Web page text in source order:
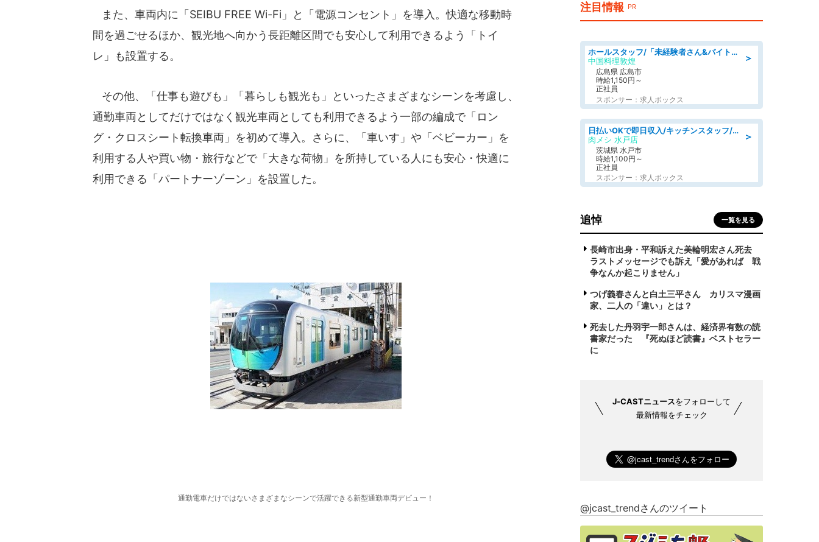
また、車両内に「SEIBU FREE Wi-Fi」と「電源コンセント」を導入。快適な移動時
間を過ごせるほか、観光地へ向かう長距離区間でも安心して利用できるよう「トイ
レ」も設置する。
その他、「仕事も遊びも」「暮らしも観光も」といったさまざまなシーンを考慮し、
通勤車両としてだけではなく観光車両としても利用できるよう一部の編成で「ロン
グ・クロスシート転換車両」を初めて導入。さらに、「車いす」や「ベビーカー」を
利用する人や買い物・旅行などで「大きな荷物」を所持している人にも安心・快適に
利用できる「パートナーゾーン」を設置した。
通勤電車だけではないさまざまなシーンで活躍できる新型通勤車両デビュー！
注目情報 PR
＞
ホールスタッフ/「未経験者さん&バイトデビューも大歓迎」残業ほぼなし×1日3時間〜勤務OK!フォロー体制も充実/広島県/広島市南区
中国料理敦煌
広島県 広島市
時給1,150円～
正社員
スポンサー：求人ボックス
＞
日払いOKで即日収入/キッチンスタッフ/「原付免許必須」デリバリー業務など、自己成長可能な幅広い仕事に挑戦!髪型自由&ピアス・ネイルOK/茨城県/水戸市
肉メシ 水戸店
茨城県 水戸市
時給1,100円～
正社員
スポンサー：求人ボックス
追悼 一覧を見る
長崎市出身・平和訴えた美輪明宏さん死去
ラストメッセージでも訴え「愛があれば 戦
争なんか起こりません」
つげ義春さんと白土三平さん カリスマ漫画
家、二人の「違い」とは？
死去した丹羽宇一郎さんは、経済界有数の読
書家だった 『死ぬほど読書』ベストセラー
に
J-CASTニュースをフォローして
最新情報をチェック
@jcast_trendさんのツイート